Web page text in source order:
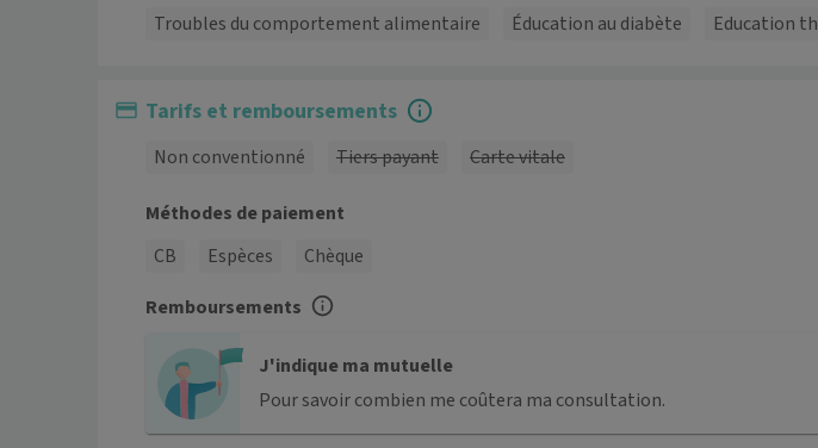
Troubles du comportement alimentaire
Éducation au diabète Education
Tarifs et remboursements
Non conventionné Tiers payant Carte vitale
Méthodes de paiement
CB
Espèces
Chèque
Remboursements
J'indique ma mutuelle
Pour savoir combien me coûtera ma consultation.